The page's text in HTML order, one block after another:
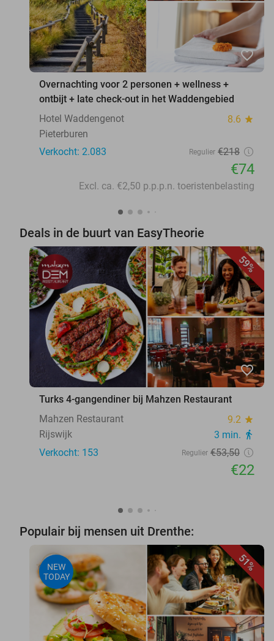
favorite_border
Overnachting voor 2 personen + wellness +
ontbijt + late check-out in het Waddengebied
Hotel Waddengenot
8.6 star
Pieterburen
Verkocht: 2.083
Regulier €218
€74
Excl. ca. €2,50 p.p.p.n. toeristenbelasting
Deals in de buurt van EasyTheorie
59%
favorite_border
Turks 4-gangendiner bij Mahzen Restaurant
Mahzen Restaurant
9.2 star
Rijswijk 3 min. directions_walk
Verkocht: 153 Regulier €53,50
€22
Populair bij mensen uit Drenthe:
51%
NEW
TODAY